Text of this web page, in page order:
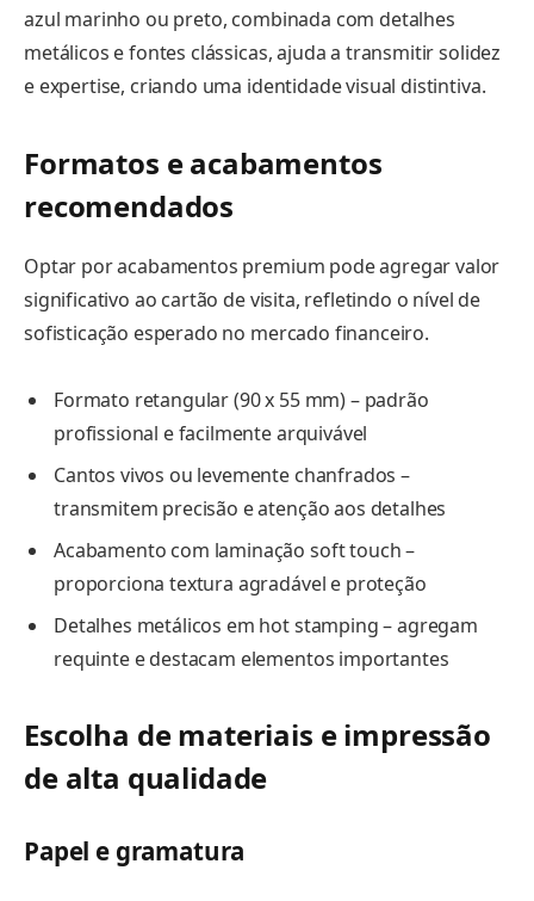
azul marinho ou preto, combinada com detalhes
metálicos e fontes clássicas, ajuda a transmitir solidez
e expertise, criando uma identidade visual distintiva.
Formatos e acabamentos
recomendados
Optar por acabamentos premium pode agregar valor
significativo ao cartão de visita, refletindo o nível de
sofisticação esperado no mercado financeiro.
Formato retangular (90 x 55 mm) – padrão
profissional e facilmente arquivável
Cantos vivos ou levemente chanfrados –
transmitem precisão e atenção aos detalhes
Acabamento com laminação soft touch –
proporciona textura agradável e proteção
Detalhes metálicos em hot stamping – agregam
requinte e destacam elementos importantes
Escolha de materiais e impressão
de alta qualidade
Papel e gramatura